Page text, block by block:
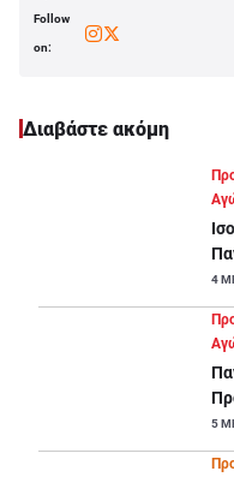
Εκπλήρωσα έτσι το όνειρο
ταξιδεύω, να μιλάω και να
τότε που οι ήρωες του 1987
2003 ανήκω στο δυναμικό
ενώ έχω εργαστεί σε
στις ιστοσελίδες,
μέρος σε δεκάδες podcast με
Follow
on:
Διαβάστε ακόμη
4
5